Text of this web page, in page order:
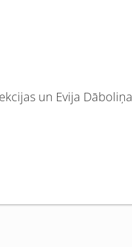
un Evija Dāboliņa